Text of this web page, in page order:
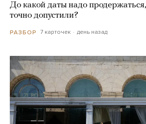
До какой даты надо
точно допустили?
РАЗБОР 7 карточек день назад